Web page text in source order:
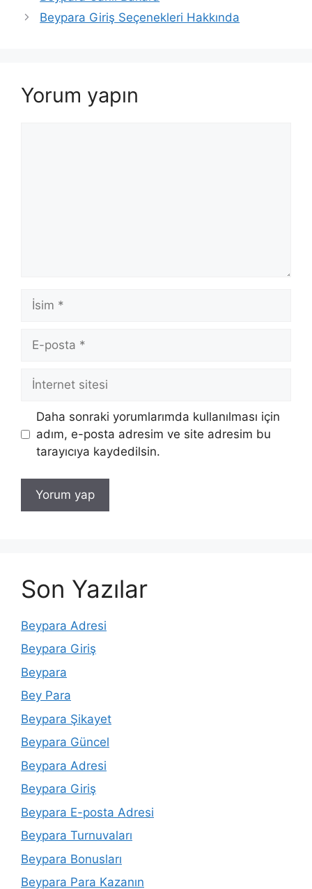
Beypara Giriş Seçenekleri Hakkında
Yorum yapın
İsim
posta
İnternet
Daha sonraki yorumlarımda kullanılması için
adım, e-posta adresim ve site adresim bu
tarayıcıya kaydedilsin.
Son Yazılar
Beypara Adresi
Beypara Giriş
Beypara
Bey Para
Beypara Şikayet
Beypara Güncel
Beypara Adresi
Beypara Giriş
Beypara E-posta Adresi
Beypara Turnuvaları
Beypara Bonusları
Beypara Para Kazanın